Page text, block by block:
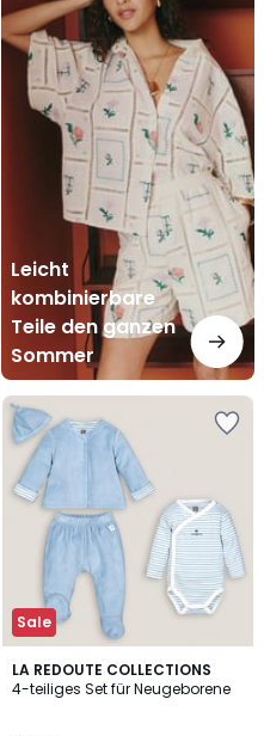
Leicht
kombinierbare
Teile den ganzen
Sommer
ganzen
Sommer
Sale
LA REDOUTE COLLECTIONS
4-teiliges Set für Neugeborene
4,6
/ 5